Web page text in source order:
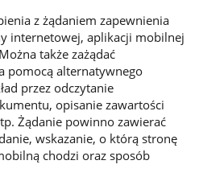
z żądaniem zapewnienia
internetowej, aplikacji mobilnej
także zażądać
pomocą alternatywnego
przez odczytanie
opisanie zawartości
Żądanie powinno zawierać
wskazanie, o którą stronę
chodzi oraz sposób